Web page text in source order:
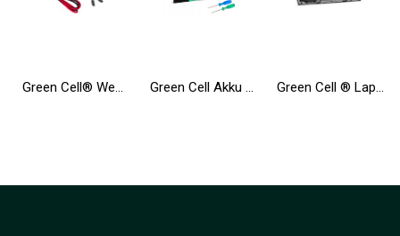
Green Cell® Wechselrichter Spannungswandler 12V auf 230V Reiner sinus 300W/600W USV für Öfen und Zentralheizungspumpen Green Cell Akku A1377 A1405 A1496 für Apple MacBook Air 13 A1369 A1466 Green Cell ® Laptop Akku T54FJ 8858X für Dell Inspiron 14R N5010 N7010 N7110 15R 5520 17R 5720 Latitude E6420 E6520